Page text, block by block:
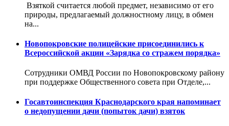
Взяткой считается любой предмет, независимо от его
природы, предлагаемый должностному лицу, в обмен
на...
Новопокровские полицейские присоединились к
Всероссийской акции «Зарядка со стражем порядка»
Сотрудники ОМВД России по Новопокровскому району
при поддержке Общественного совета при Отделе,...
Госавтоинспекция Краснодарского края напоминает
о недопущении дачи (попыток дачи) взяток